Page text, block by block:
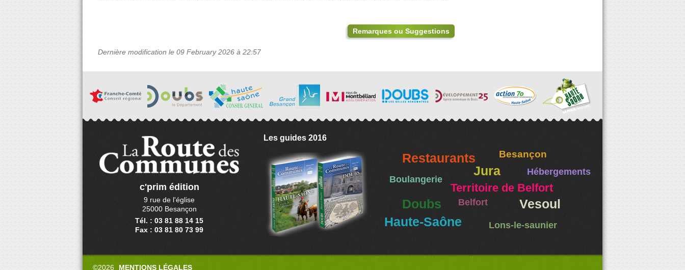
Remarques ou Suggestions
Dernière modification le 09 February 2026 à 22:57
c'prim édition
9 rue de l'église
25000 Besançon
Tél. : 03 81 88 14 15
Fax : 03 81 80 73 99
Les guides 2016
Restaurants Besançon
Jura Hébergements
Boulangerie
Territoire de Belfort
Doubs Belfort
Vesoul
Haute-Saône
Lons-le-saunier
©2026 MENTIONS LÉGALES